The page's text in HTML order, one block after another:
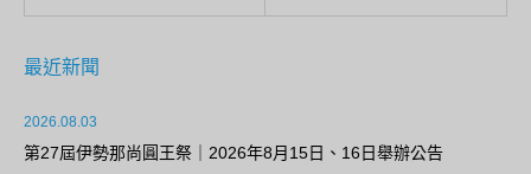
最近新聞
2026.08.03
第27屆伊勢那尚圓王祭｜2026年8月15日、16日舉辦公告